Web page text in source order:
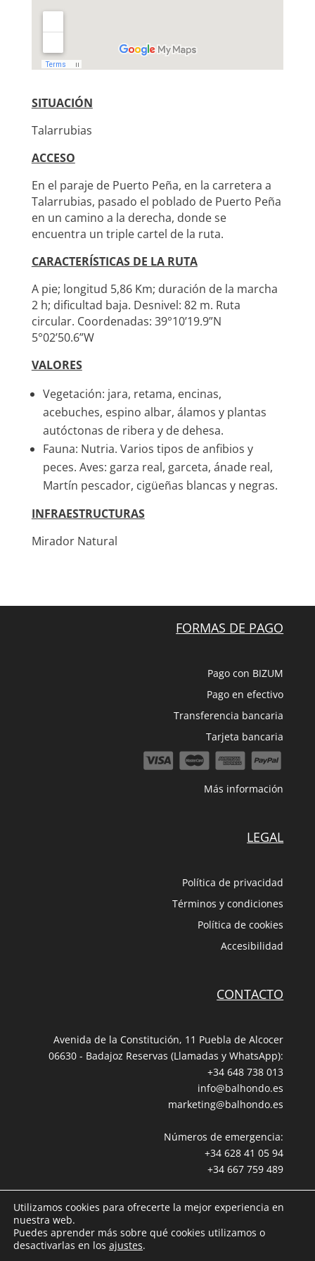
SITUACIÓN
Talarrubias
ACCESO
En el paraje de Puerto Peña, en la carretera a
Talarrubias, pasado el poblado de Puerto Peña
en un camino a la derecha, donde se
encuentra un triple cartel de la ruta.
CARACTERÍSTICAS DE LA RUTA
A pie; longitud 5,86 Km; duración de la marcha
2 h; dificultad baja. Desnivel: 82 m. Ruta
circular. Coordenadas: 39°10’19.9”N
5°02’50.6”W
VALORES
Vegetación: jara, retama, encinas,
acebuches, espino albar, álamos y plantas
autóctonas de ribera y de dehesa.
Fauna: Nutria. Varios tipos de anfibios y
peces. Aves: garza real, garceta, ánade real,
Martín pescador, cigüeñas blancas y negras.
INFRAESTRUCTURAS
Mirador Natural
FORMAS DE PAGO
Pago con BIZUM
Pago en efectivo
Transferencia bancaria
Tarjeta bancaria
Más información
LEGAL
Política de privacidad
Términos y condiciones
Política de cookies
Accesibilidad
CONTACTO
Avenida de la Constitución, 11 Puebla de Alcocer
06630 - Badajoz Reservas (Llamadas y WhatsApp):
+34 648 738 013
info@balhondo.es
marketing@balhondo.es
Números de emergencia:
+34 628 41 05 94
+34 667 759 489
Utilizamos cookies para ofrecerte la mejor experiencia en
nuestra web.
Puedes aprender más sobre qué cookies utilizamos o
desactivarlas en los ajustes.